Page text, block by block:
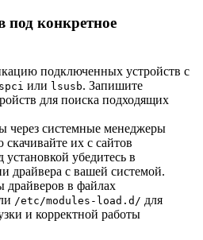
под конкретное
подключенных устройств с
или lsusb. Запишите
для поиска подходящих
через системные менеджеры
их с сайтов
установкой убедитесь в
драйвера с вашей системой.
драйверов в файлах
/etc/modules-load.d/ для
и корректной работы